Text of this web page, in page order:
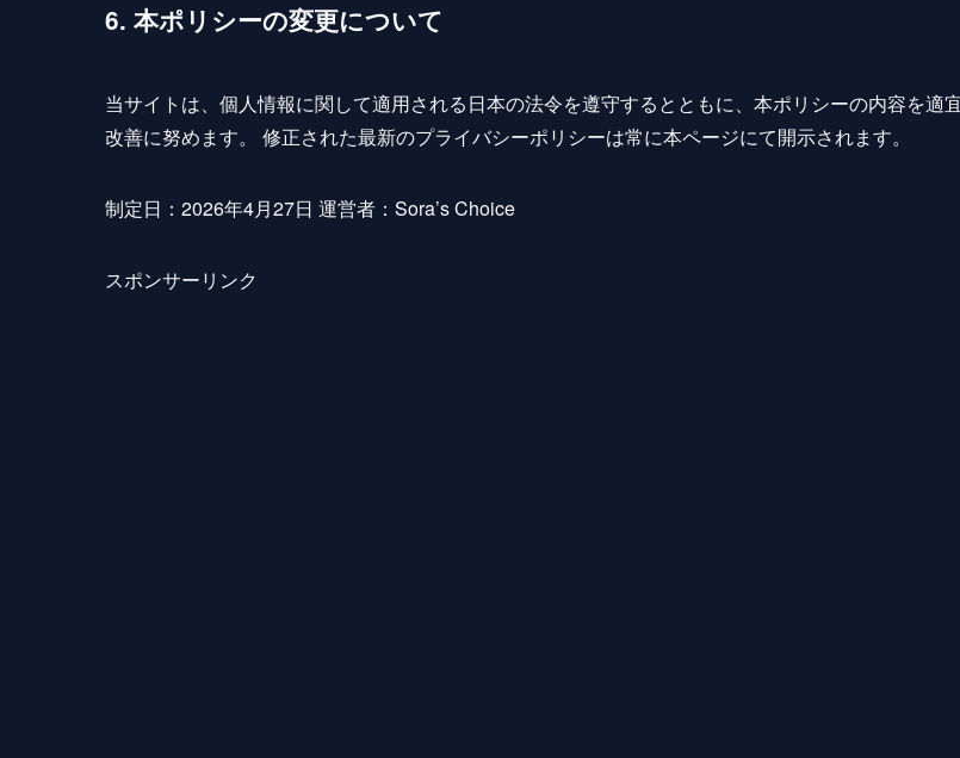
6. 本ポリシーの変更について
当サイトは、個人情報に関して適用される日本の法令を遵守するとともに、本ポリシーの内容を適
改善に努めます。 修正された最新のプライバシーポリシーは常に本ページにて開示されます。
制定日：2026年4月27日 運営者：Sora’s Choice
スポンサーリンク